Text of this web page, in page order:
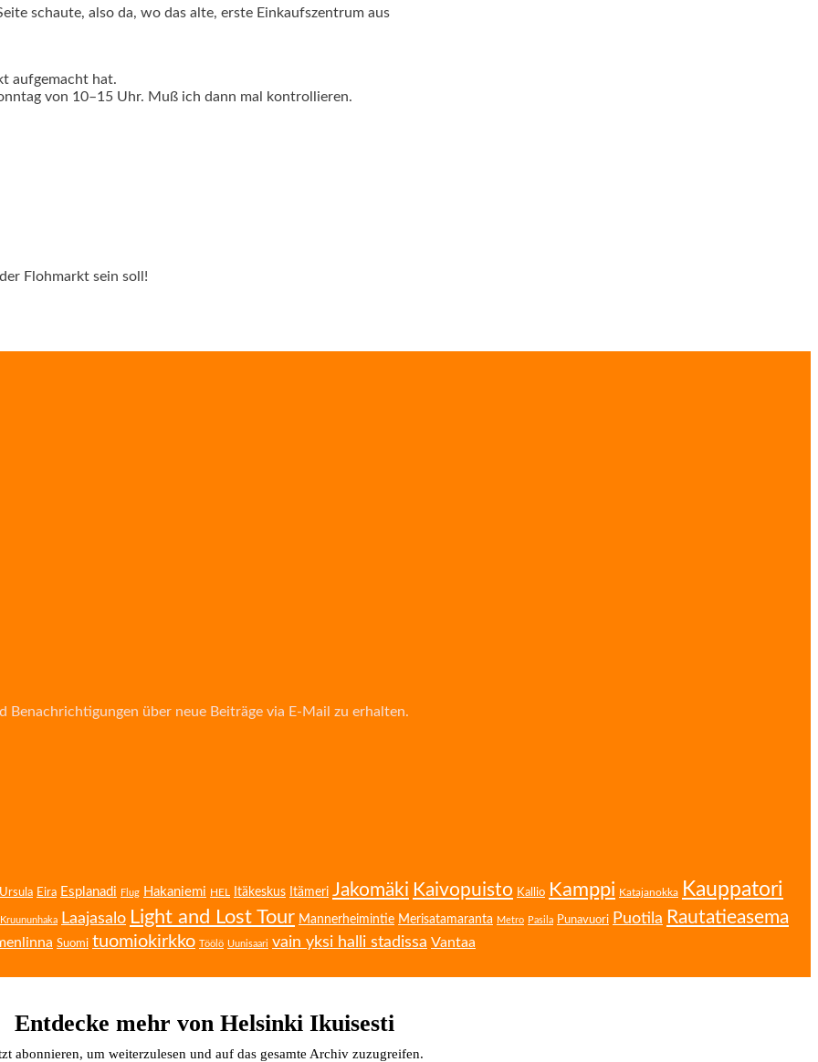
schaute, also da, wo das alte, erste Einkaufszentrum aus
aufgemacht hat.
von 10–15 Uhr. Muß ich dann mal kontrollieren.
Flohmarkt sein soll!
Benachrichtigungen über neue Beiträge via E-Mail zu erhalten.
Eira Esplanadi Flug Hakaniemi HEL Itäkeskus Itämeri Jakomäki Kaivopuisto Kallio Kamppi Katajanokka
Kauppatori
Kruununhaka Laajasalo Light and Lost Tour Mannerheimintie Merisatamaranta Metro Pasila Punavuori Puotila Rautatieasema
Suomi tuomiokirkko Töölö Uunisaari vain yksi halli stadissa Vantaa
Entdecke mehr von Helsinki Ikuisesti
abonnieren, um weiterzulesen und auf das gesamte Archiv zuzugreifen.